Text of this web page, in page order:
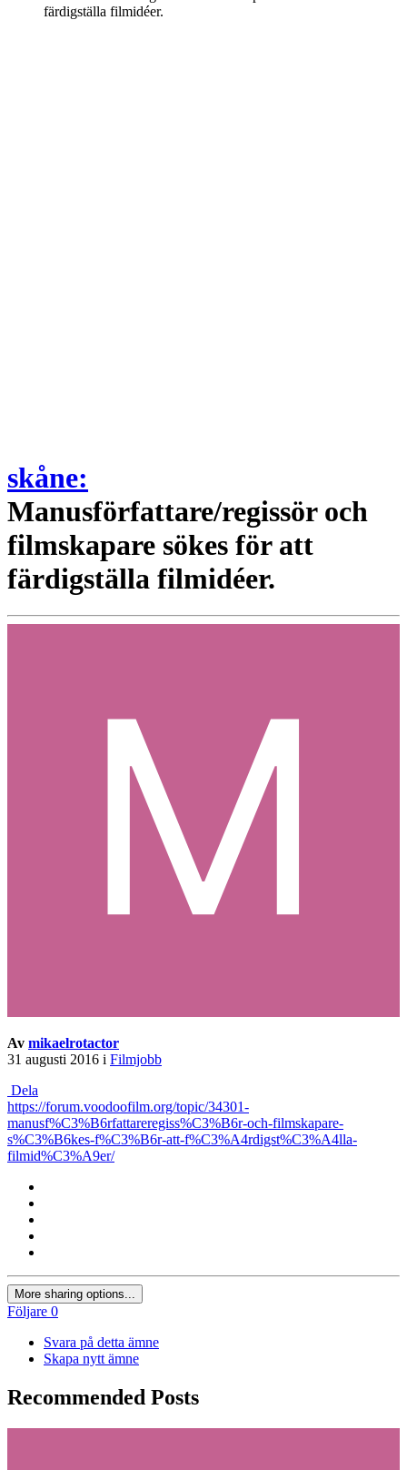
färdigställa filmidéer.
skåne:
Manusförfattare/regissör och
filmskapare sökes för att
färdigställa filmidéer.
Av mikaelrotactor
31 augusti 2016 i Filmjobb
Dela
https://forum.voodoofilm.org/topic/34301-
manusf%C3%B6rfattareregiss%C3%B6r-och-filmskapare-
s%C3%B6kes-f%C3%B6r-att-f%C3%A4rdigst%C3%A4lla-
filmid%C3%A9er/
More sharing options...
Följare 0
Svara på detta ämne
Skapa nytt ämne
Recommended Posts